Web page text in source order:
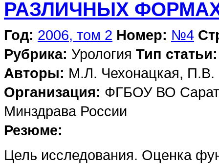
РАЗЛИЧНЫХ
Год: 2006, том 2 Номер: №4
Рубрика: Урология Тип статьи:
Авторы: М.Л. Чехонацкая,
Организация: ФГБОУ ВО
Минздрава России
Резюме:
Цель исследования. Оценка